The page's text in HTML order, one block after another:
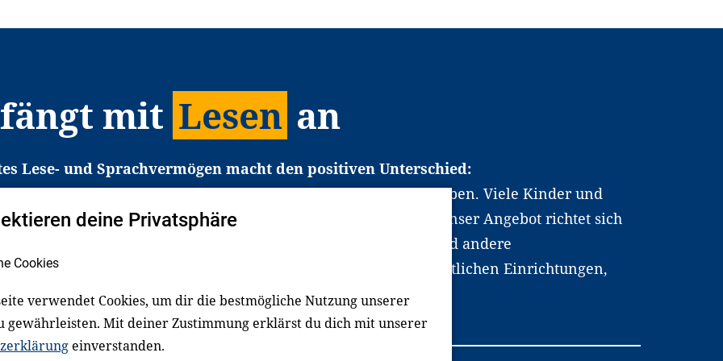
mit Lesen an
Lese- und Sprachvermögen macht den positiven Unterschied:
den Zugang zu Bildung und einem erfolgreichen Berufsleben. Viele Kinder und
in Deutschland haben aber große Schwierigkeiten dabei. Unser Angebot richtet sich
gezielt an Familien sowie an Erzieher*innen, Lehrer*innen und andere
Dafür arbeiten wir eng mit Ministerien, wissenschaftlichen Einrichtungen,
Unternehmen und anderen Stiftungen zusammen.
deine Privatsphäre
Cookies
verwendet Cookies, um dir die bestmögliche Nutzung unserer
gewährleisten. Mit deiner Zustimmung erklärst du dich mit unserer
einverstanden.